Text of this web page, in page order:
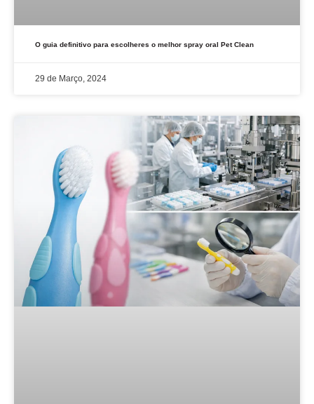
O guia definitivo para escolheres o melhor spray oral Pet Clean
29 de Março, 2024